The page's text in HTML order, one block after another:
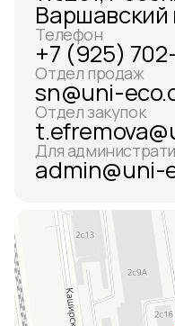
Варшавский
Телефон
+7 (925)
Отдел продаж
sn@uni-
Отдел закупок
Для
admin@uni-